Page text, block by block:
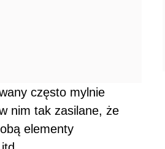
często mylnie
nim tak zasilane, że
elementy